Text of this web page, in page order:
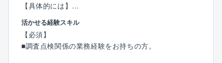
【具体的には】
国及び地方自治体の橋梁分野の調査点検業務に従事い
ただきます。
・現場管理業務：現地での安全管理や作業管理、工程
管理（実際の点検作業は協力会社が実施する）
活かせる経験スキル
【必須】
■調査点検関係の業務経験をお持ちの方。